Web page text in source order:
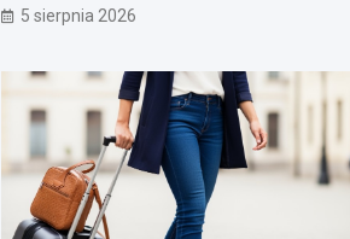
5 sierpnia 2026